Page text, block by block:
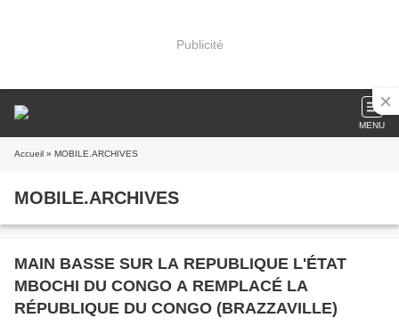
Publicité
MENU
Accueil » MOBILE.ARCHIVES
MOBILE.ARCHIVES
MAIN BASSE SUR LA REPUBLIQUE L'ÉTAT
MBOCHI DU CONGO A REMPLACÉ LA
RÉPUBLIQUE DU CONGO (BRAZZAVILLE)